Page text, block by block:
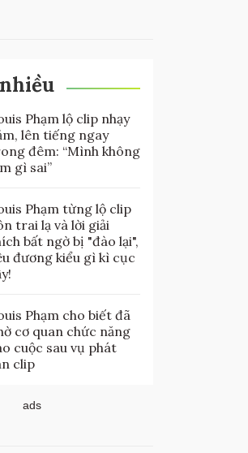
Phạm lộ clip nhạy
lên tiếng ngay
đêm: “Mình không
gì sai”
Phạm từng lộ clip
trai lạ và lời giải
bất ngờ bị "đào lại",
đương kiểu gì kì cục
Phạm cho biết đã
cơ quan chức năng
cuộc sau vụ phát
clip
ads